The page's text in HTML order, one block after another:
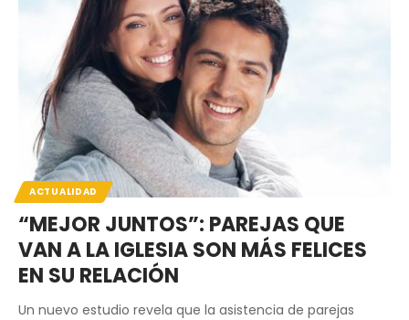
ACTUALIDAD
“MEJOR JUNTOS”: PAREJAS QUE
VAN A LA IGLESIA SON MÁS FELICES
EN SU RELACIÓN
Un nuevo estudio revela que la asistencia de parejas